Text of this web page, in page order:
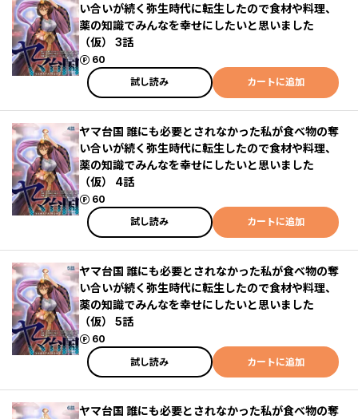
い合いが続く弥生時代に転生したので食材や料理、
薬の知識でみんなを幸せにしたいと思いました
（仮） 3話
60
ポイント
試し読み
カートに追加
ヤマ台国 誰にも必要とされなかった私が食べ物の奪
い合いが続く弥生時代に転生したので食材や料理、
薬の知識でみんなを幸せにしたいと思いました
（仮） 4話
60
ポイント
試し読み
カートに追加
ヤマ台国 誰にも必要とされなかった私が食べ物の奪
い合いが続く弥生時代に転生したので食材や料理、
薬の知識でみんなを幸せにしたいと思いました
（仮） 5話
60
ポイント
試し読み
カートに追加
ヤマ台国 誰にも必要とされなかった私が食べ物の奪